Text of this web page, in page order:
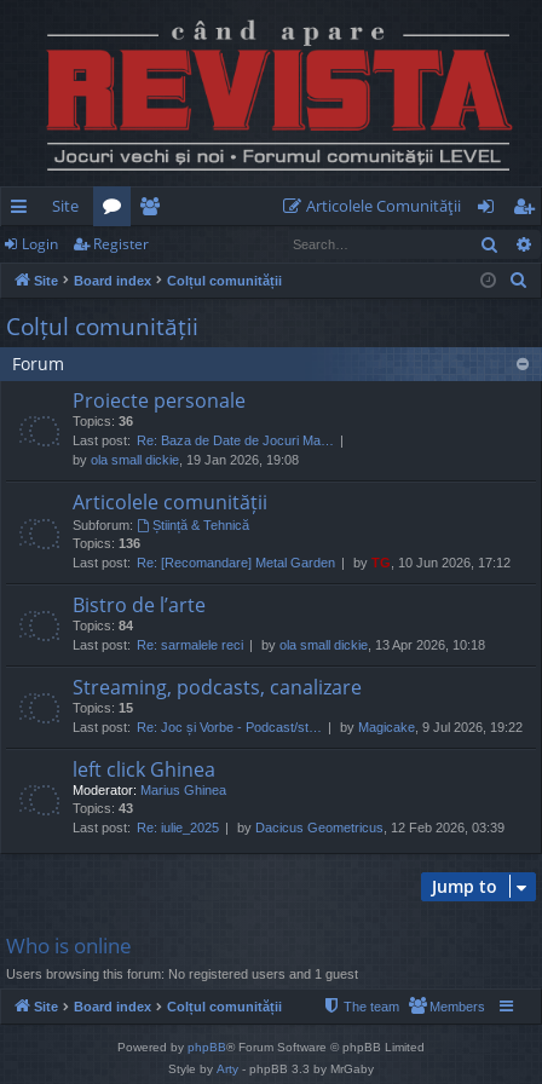
ui
ck
lin
ks
Site
or
u
m
e
m
be
Articolele Comunităţii
og
in
eg
ist
Login Register
Site Board index Colțul comunității
c
Colțul comunității
Forum
Proiecte personale
Topics: 36
Last post: Re: Baza de Date de Jocuri Ma…
by ola small dickie , 19 Jan 2026, 19:08
Articolele comunității
Subforum:
Știință & Tehnică
Topics: 136
Last post: Re: [Recomandare] Metal Garden by TG , 10 Jun 2026, 17:12
Bistro de l’arte
Topics: 84
Last post: Re: sarmalele reci by ola small dickie , 13 Apr 2026, 10:18
Streaming, podcasts, canalizare
Topics: 15
Last post: Re: Joc și Vorbe - Podcast/st… by Magicake , 9 Jul 2026, 19:22
left click Ghinea
Moderator: Marius Ghinea
Topics: 43
Last post: Re: iulie_2025 by Dacicus Geometricus , 12 Feb 2026, 03:39
Jump to
Who is online
Users browsing this forum: No registered users and 1 guest
Site Board index Colțul comunității Members
The team
Powered by phpBB® Forum Software © phpBB Limited
Style by Arty - phpBB 3.3 by MrGaby